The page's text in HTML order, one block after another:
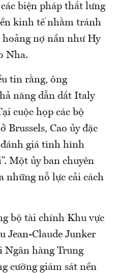
biện pháp thắt lưng
kinh tế nhằm tránh
nợ nần như Hy
Nha.
tin rằng, ông
năng dẫn dắt Italy
cuộc họp các bộ
Cao ủy đặc
giá tình hình
Một ủy ban chuyên
những nỗ lực cải cách
bộ tài chính Khu vực
Jean-Claude Junker
Ngân hàng Trung
cường giám sát nền